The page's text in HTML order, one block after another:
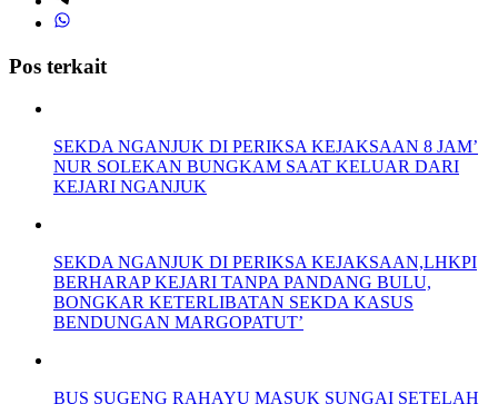
Pos terkait
SEKDA NGANJUK DI PERIKSA KEJAKSAAN 8 JAM’
NUR SOLEKAN BUNGKAM SAAT KELUAR DARI
KEJARI NGANJUK
SEKDA NGANJUK DI PERIKSA KEJAKSAAN,LHKPI
BERHARAP KEJARI TANPA PANDANG BULU,
BONGKAR KETERLIBATAN SEKDA KASUS
BENDUNGAN MARGOPATUT’
BUS SUGENG RAHAYU MASUK SUNGAI SETELAH